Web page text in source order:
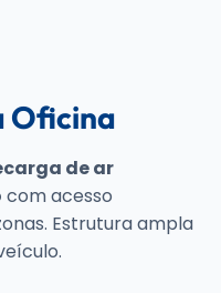
Oficina
de ar
com acesso
Estrutura ampla